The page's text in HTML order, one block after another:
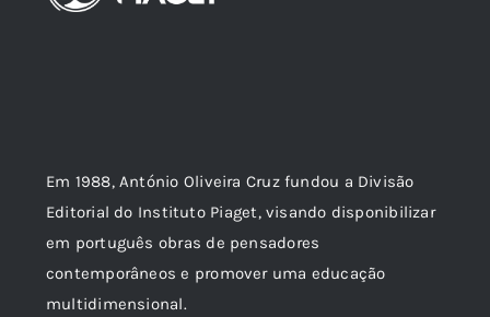
Em 1988, António Oliveira Cruz fundou a Divisão
Editorial do Instituto Piaget, visando disponibilizar
em português obras de pensadores
contemporâneos e promover uma educação
multidimensional.